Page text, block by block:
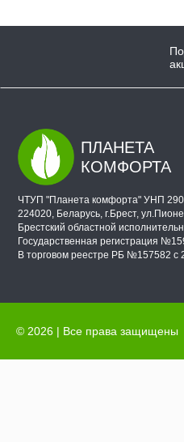
ПЛАНЕТА
КОМФОРТА
ЧТУП "Планета комфорта" УНП
224020, Беларусь, г.Брест,
Брестский областной
Государственная регистрация
В торговом реестре РБ №157582 с
© 2026 | Все права защищены